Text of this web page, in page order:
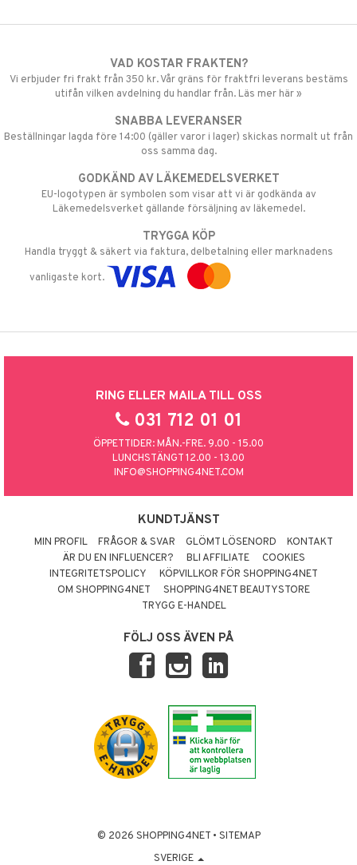
VAD KOSTAR FRAKTEN?
Vi erbjuder fri frakt från 350 kr. Vår gräns för fraktfri leverans bestäms
utifån vilken avdelning du handlar från. Läs mer här »
SNABBA LEVERANSER
Beställningar lagda före 14:00 (gäller varor i lager) skickas normalt ut från
oss samma dag.
GODKÄND AV LÄKEMEDELSVERKET
EU-logotypen är symbolen som visar att vi är godkända av
Läkemedelsverket gällande försäljning av läkemedel.
TRYGGA KÖP
Handla tryggt & säkert via faktura, delbetalning eller marknadens
vanligaste kort.
RING ELLER MAILA TILL OSS
031 712 01 01
ÖPPETTIDER: MÅN.-FRE. 9.00 - 15.00
LUNCHSTÄNGT 12.00 - 13.00
INFO@SHOPPING4NET.COM
KUNDTJÄNST
MIN PROFIL FRÅGOR & SVAR GLÖMT LÖSENORD
KONTAKT
ÄR DU EN INFLUENCER?
BLI AFFILIATE
COOKIES
INTEGRITETSPOLICY
KÖPVILLKOR FÖR SHOPPING4NET
OM SHOPPING4NET
SHOPPING4NET BEAUTYSTORE
TRYGG E-HANDEL
FÖLJ OSS ÄVEN PÅ
© 2026 SHOPPING4NET • SITEMAP
SVERIGE